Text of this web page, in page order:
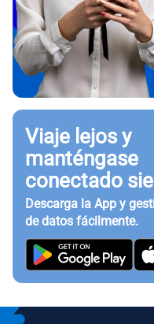
Viaje lejos y
manténgase
conectado
Descarga la App y
de datos fácilmente.